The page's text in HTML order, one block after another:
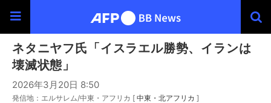
ネタニヤフ氏「イスラエル勝勢、イランは
壊滅状態」
2026年3月20日 8:50
発信地：エルサレム/中東・アフリカ [ 中東・北アフリカ ]